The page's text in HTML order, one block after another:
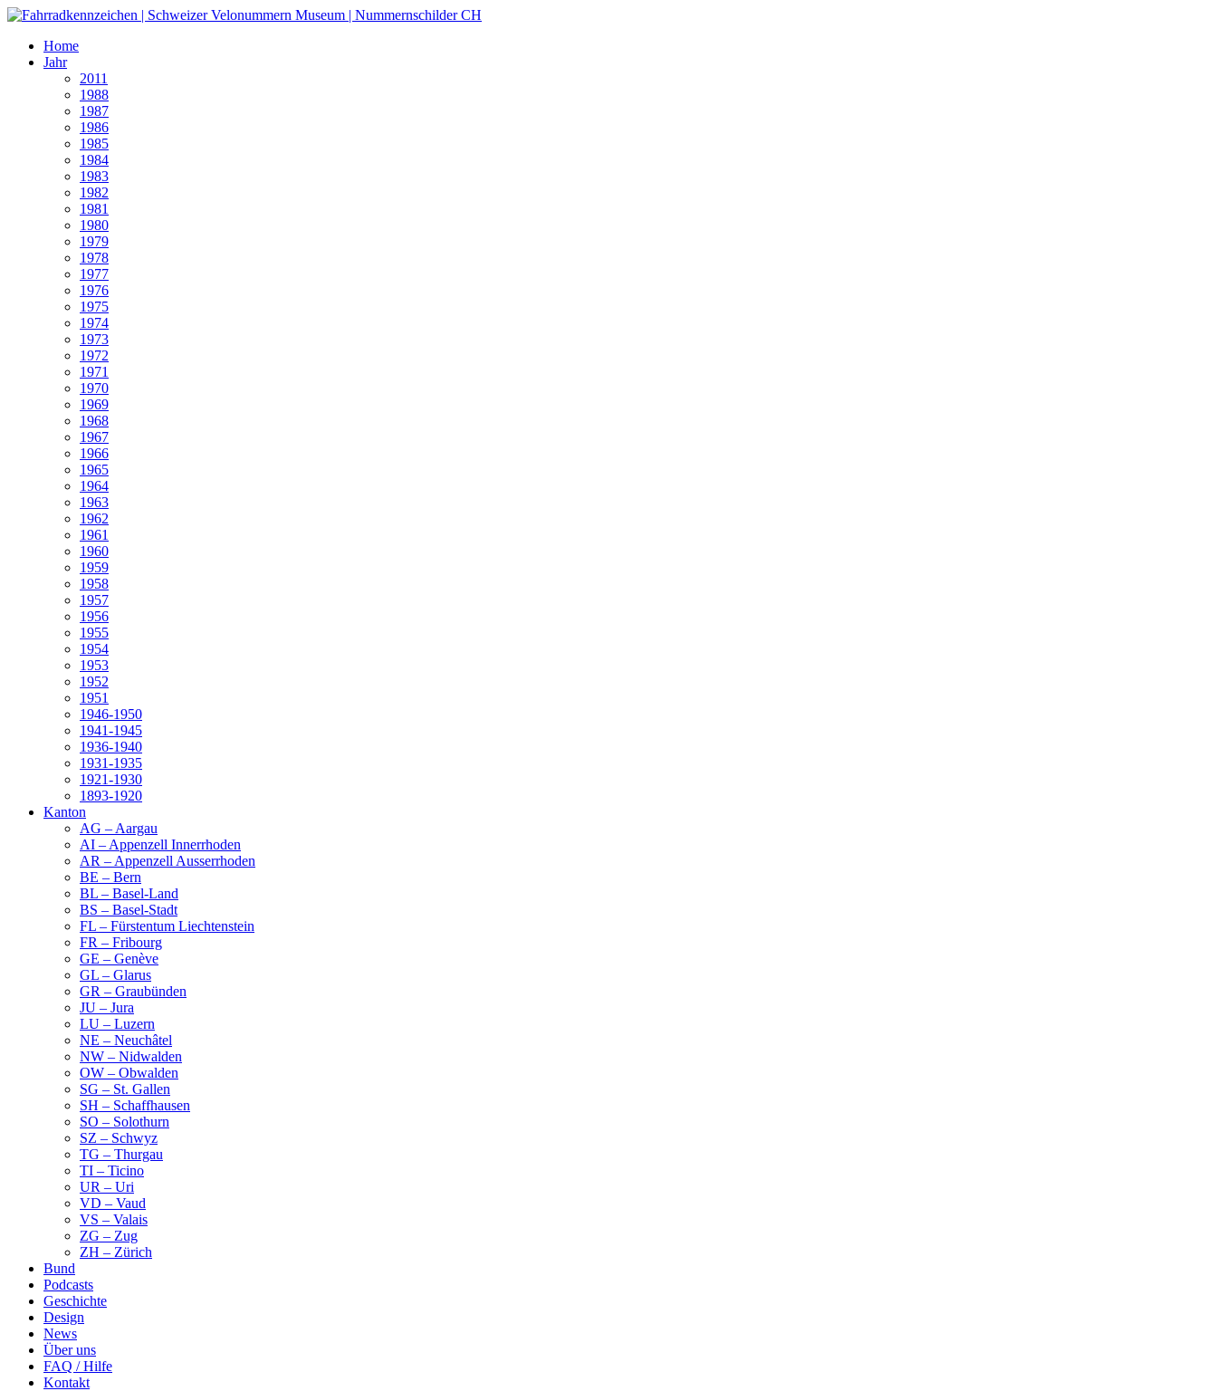
Home
Jahr
2011
1988
1987
1986
1985
1984
1983
1982
1981
1980
1979
1978
1977
1976
1975
1974
1973
1972
1971
1970
1969
1968
1967
1966
1965
1964
1963
1962
1961
1960
1959
1958
1957
1956
1955
1954
1953
1952
1951
1946-1950
1941-1945
1936-1940
1931-1935
1921-1930
1893-1920
Kanton
AG – Aargau
AI – Appenzell Innerrhoden
AR – Appenzell Ausserrhoden
BE – Bern
BL – Basel-Land
BS – Basel-Stadt
FL – Fürstentum Liechtenstein
FR – Fribourg
GE – Genève
GL – Glarus
GR – Graubünden
JU – Jura
LU – Luzern
NE – Neuchâtel
NW – Nidwalden
OW – Obwalden
SG – St. Gallen
SH – Schaffhausen
SO – Solothurn
SZ – Schwyz
TG – Thurgau
TI – Ticino
UR – Uri
VD – Vaud
VS – Valais
ZG – Zug
ZH – Zürich
Bund
Podcasts
Geschichte
Design
News
Über uns
FAQ / Hilfe
Kontakt